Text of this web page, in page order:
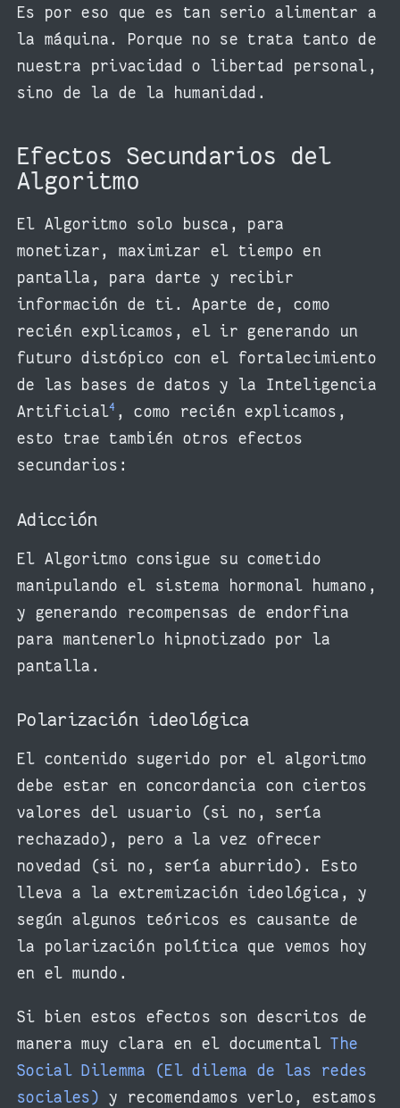
Es por eso que es tan serio alimentar a
la máquina. Porque no se trata tanto de
nuestra privacidad o libertad personal,
sino de la de la humanidad.
Efectos Secundarios del
Algoritmo
El Algoritmo solo busca, para
monetizar, maximizar el tiempo en
pantalla, para darte y recibir
información de ti. Aparte de, como
recién explicamos, el ir generando un
futuro distópico con el fortalecimiento
de las bases de datos y la Inteligencia
Artificial4 , como recién explicamos,
esto trae también otros efectos
secundarios:
Adicción
El Algoritmo consigue su cometido
manipulando el sistema hormonal humano,
y generando recompensas de endorfina
para mantenerlo hipnotizado por la
pantalla.
Polarización ideológica
El contenido sugerido por el algoritmo
debe estar en concordancia con ciertos
valores del usuario (si no, sería
rechazado), pero a la vez ofrecer
novedad (si no, sería aburrido). Esto
lleva a la extremización ideológica, y
según algunos teóricos es causante de
la polarización política que vemos hoy
en el mundo.
Si bien estos efectos son descritos de
manera muy clara en el documentalThe
Social Dilemma (El dilema de las redes
sociales)
y recomendamos verlo, estamos